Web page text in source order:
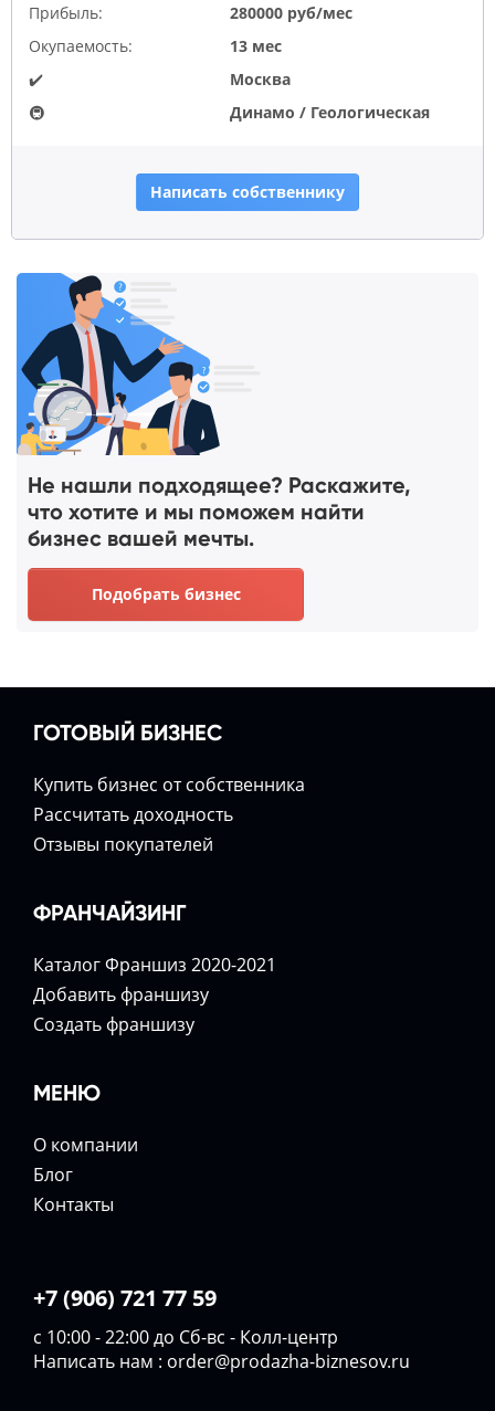
Прибыль:
280000 руб/мес
Окупаемость:
13 мес
✔️
Москва
🚇
Динамо / Геологическая
Написать собственнику
Не нашли подходящее? Раскажите,
что хотите и мы поможем найти
бизнес вашей мечты.
Подобрать бизнес
ГОТОВЫЙ БИЗНЕС
Купить бизнес от собственника
Расcчитать доходность
Отзывы покупателей
ФРАНЧАЙЗИНГ
Каталог Франшиз 2020-2021
Добавить франшизу
Создать франшизу
МЕНЮ
О компании
Блог
Контакты
+7 (906) 721 77 59
с 10:00 - 22:00 до Сб-вс - Колл-центр
Написать нам : order@prodazha-biznesov.ru